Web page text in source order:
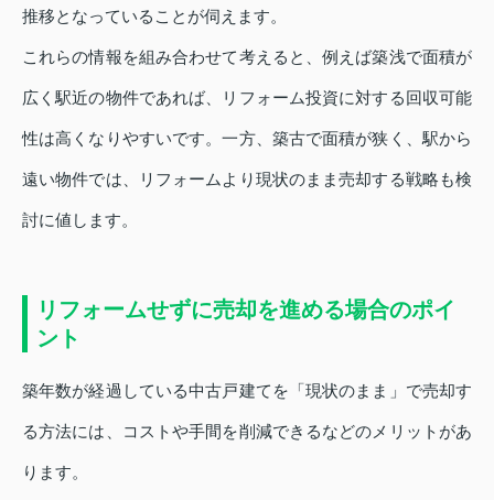
推移となっていることが伺えます。
これらの情報を組み合わせて考えると、例えば築浅で面積が
広く駅近の物件であれば、リフォーム投資に対する回収可能
性は高くなりやすいです。一方、築古で面積が狭く、駅から
遠い物件では、リフォームより現状のまま売却する戦略も検
討に値します。
リフォームせずに売却を進める場合のポイ
ント
築年数が経過している中古戸建てを「現状のまま」で売却す
る方法には、コストや手間を削減できるなどのメリットがあ
ります。